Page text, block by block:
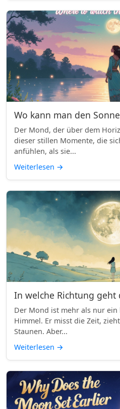
Wo kann man den
Der Mond, der über dem
dieser stillen Momente, die
anfühlen, als sie...
Weiterlesen →
In welche Richtung geht
Der Mond ist mehr als nur
Himmel. Er misst die Zeit,
Staunen. Aber...
Weiterlesen →